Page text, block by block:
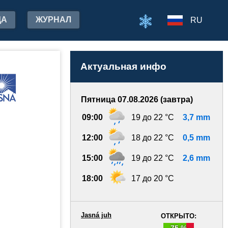
ЖУРНАЛ RU
Актуальная инфо
Пятница 07.08.2026 (завтра)
09:00 19 до 22 °C 3,7 mm
12:00 18 до 22 °C 0,5 mm
15:00 19 до 22 °C 2,6 mm
18:00 17 до 20 °C
ОТКРЫТО:
Jasná juh